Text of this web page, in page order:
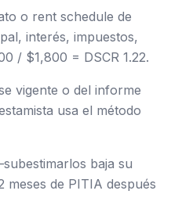
o rent schedule de
interés, impuestos,
/ $1,800 = DSCR 1.22.
vigente o del informe
usa el método
baja su
meses de PITIA después